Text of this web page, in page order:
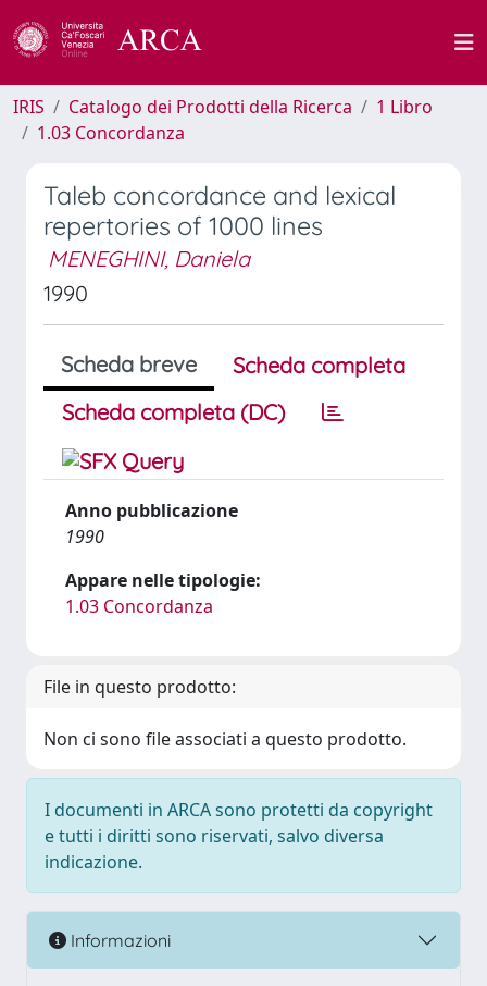
IRIS Catalogo dei Prodotti della Ricerca
1 Libro
1.03 Concordanza
Taleb concordance and lexical
repertories of 1000 lines
MENEGHINI, Daniela
1990
Scheda breve
Scheda completa
Scheda completa (DC)
Anno pubblicazione
1990
Appare nelle tipologie:
1.03 Concordanza
File in questo prodotto:
Non ci sono file associati a questo prodotto.
I documenti in ARCA sono protetti da copyright
e tutti i diritti sono riservati, salvo diversa
indicazione.
Informazioni